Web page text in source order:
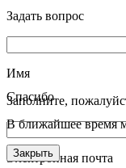
Задать вопрос
Имя
Заполните,
Электронная почта
Спасибо
В ближайшее время
Закрыть